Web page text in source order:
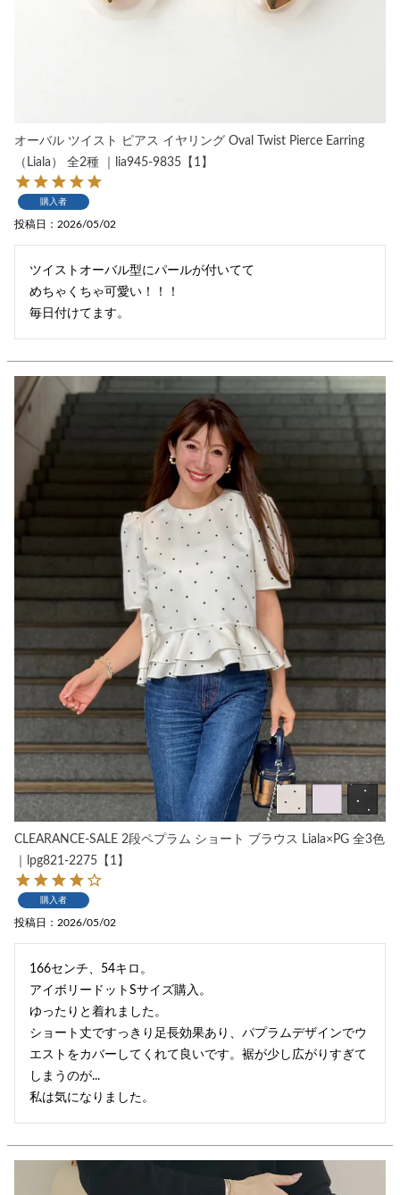
オーバル ツイスト ピアス イヤリング Oval Twist Pierce Earring
（Liala） 全2種 ｜lia945-9835【1】
購入者
投稿日 2026/05/02
ツイストオーバル型にパールが付いてて
めちゃくちゃ可愛い！！！
毎日付けてます。
CLEARANCE-SALE 2段ペプラム ショート ブラウス Liala×PG 全3色
｜lpg821-2275【1】
購入者
投稿日 2026/05/02
166センチ、54キロ。
アイボリードットSサイズ購入。
ゆったりと着れました。
ショート丈ですっきり足長効果あり、パプラムデザインでウ
エストをカバーしてくれて良いです。裾が少し広がりすぎて
しまうのが...
私は気になりました。